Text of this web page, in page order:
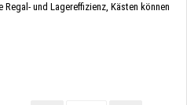
und Lagereffizienz, Kästen können